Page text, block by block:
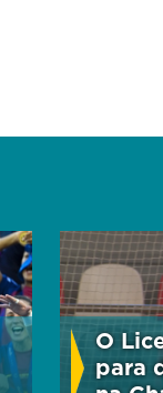
O
para